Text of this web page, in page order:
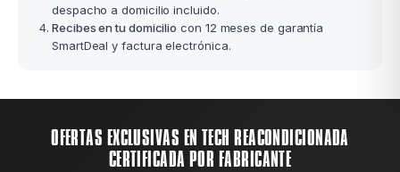
despacho a domicilio incluido.
Recibes en tu domicilio con 12 meses de garantía
SmartDeal y factura electrónica.
OFERTAS EXCLUSIVAS EN TECH REACONDICIONADA
CERTIFICADA POR FABRICANTE